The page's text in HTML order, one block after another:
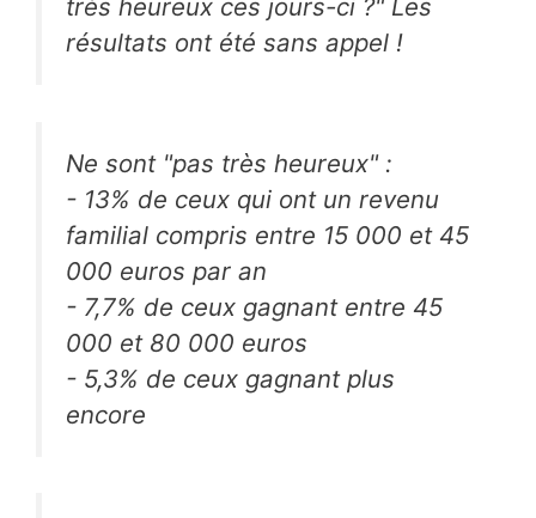
très heureux ces jours-ci ?" Les
résultats ont été sans appel !
Ne sont "pas très heureux" :
- 13% de ceux qui ont un revenu
familial compris entre 15 000 et 45
000 euros par an
- 7,7% de ceux gagnant entre 45
000 et 80 000 euros
- 5,3% de ceux gagnant plus
encore